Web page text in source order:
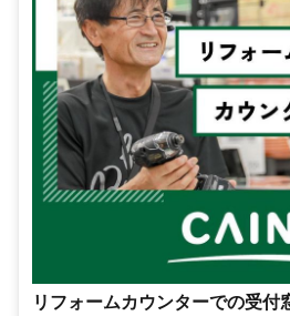
リフォームカウンターでの受付